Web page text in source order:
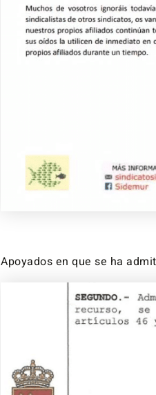
Apoyados en que se ha